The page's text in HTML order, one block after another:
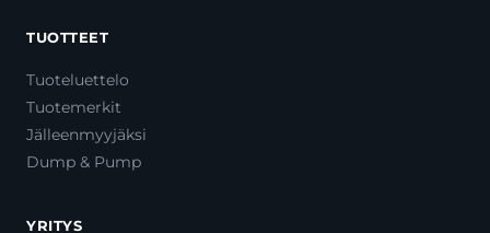
TUOTTEET
Tuoteluettelo
Tuotemerkit
Jälleenmyyjäksi
Dump & Pump
YRITYS